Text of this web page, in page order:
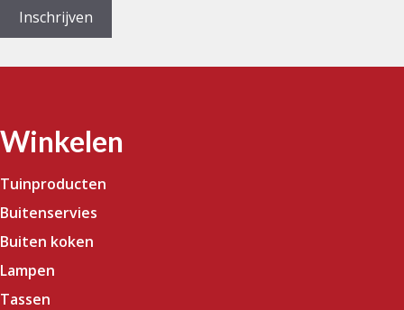
Inschrijven
Winkelen
Tuinproducten
Buitenservies
Buiten koken
Lampen
Tassen